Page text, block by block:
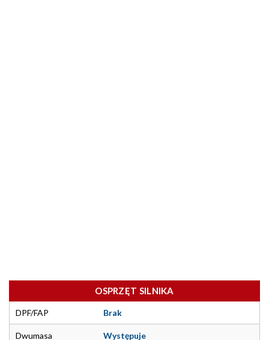
OSPRZĘT SILNIKA
DPF/FAP Brak
Dwumasa Występuje